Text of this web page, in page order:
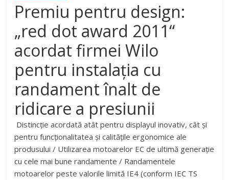
Premiu pentru design:
„red dot award 2011“
acordat firmei Wilo
pentru instalația cu
randament înalt de
ridicare a presiunii
Distincție acordată atât pentru displayul inovativ, cât și
pentru funcționalitatea și calitățile ergonomice ale
produsului / Utilizarea motoarelor EC de ultimă generație
cu cele mai bune randamente / Randamentele
motoarelor peste valorile limită IE4 (conform IEC TS